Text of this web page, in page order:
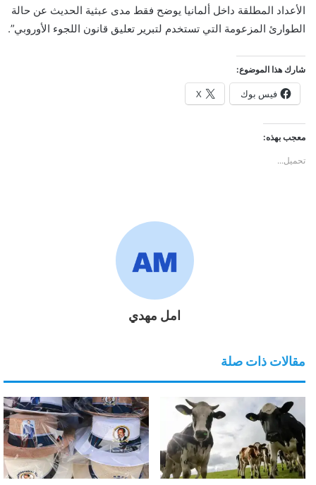
الأعداد المطلقة داخل ألمانيا يوضح فقط مدى عبثية الحديث عن حالة
الطوارئ المزعومة التي تستخدم لتبرير تعليق قانون اللجوء الأوروبي”.
شارك هذا الموضوع:
فيس بوك X
معجب بهذه:
تحميل...
امل مهدي
مقالات ذات صلة